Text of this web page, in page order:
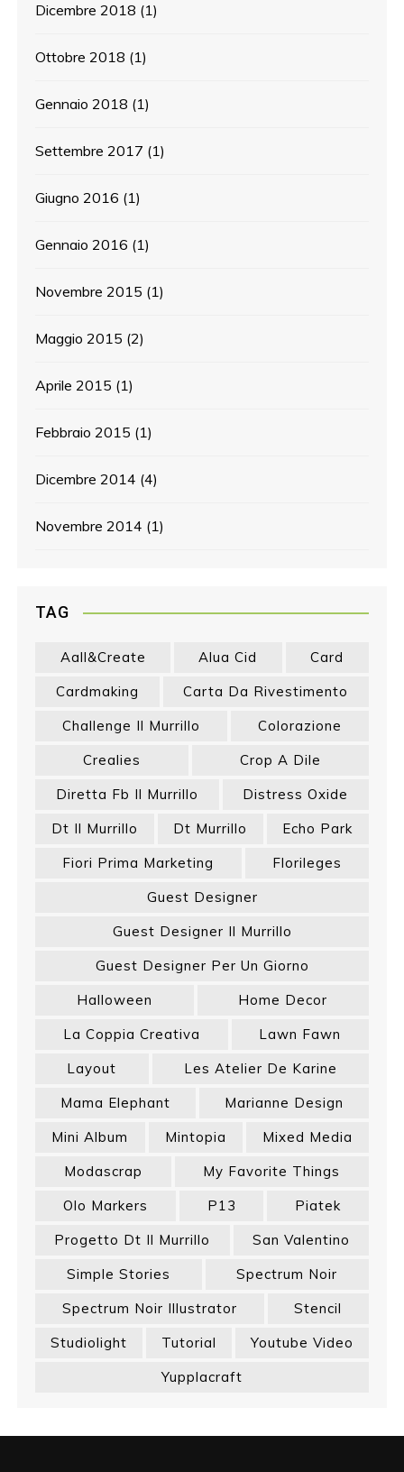
Dicembre 2018 (1)
Ottobre 2018 (1)
Gennaio 2018 (1)
Settembre 2017 (1)
Giugno 2016 (1)
Gennaio 2016 (1)
Novembre 2015 (1)
Maggio 2015 (2)
Aprile 2015 (1)
Febbraio 2015 (1)
Dicembre 2014 (4)
Novembre 2014 (1)
TAG
Aall&create Alua Cid
Card
Cardmaking
Carta Da Rivestimento
Challenge Il Murrillo
Colorazione
Crealies
Crop A Dile
Diretta Fb Il Murrillo
Distress Oxide
Dt Il Murrillo
Dt Murrillo
Echo Park
Fiori Prima Marketing
Florileges
Guest Designer
Guest Designer Il Murrillo
Guest Designer Per Un Giorno
Halloween
Home Decor
La Coppia Creativa
Lawn Fawn
Layout
Les Atelier De Karine
Mama Elephant
Marianne Design
Mini Album
Mintopia
Mixed Media
Modascrap
My Favorite Things
Olo Markers
P13
Piatek
Progetto Dt Il Murrillo
San Valentino
Simple Stories
Spectrum Noir
Spectrum Noir Illustrator
Stencil
Studiolight
Tutorial
Youtube Video
Yupplacraft